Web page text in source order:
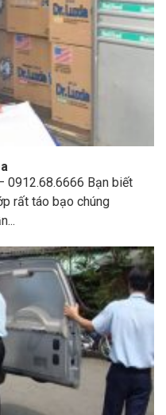
0912.68.6666 Bạn biết
rất táo bạo chúng